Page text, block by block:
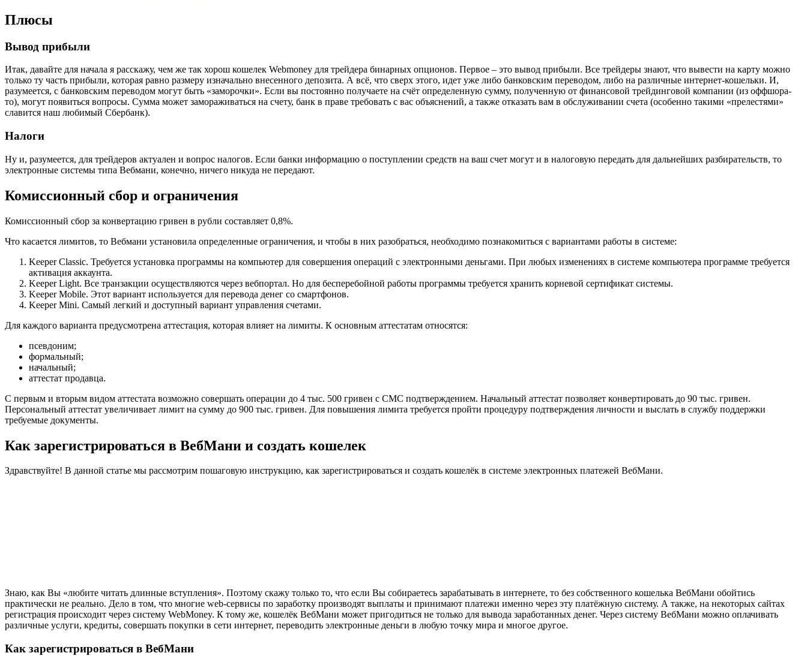
Плюсы
Вывод прибыли
Итак, давайте для начала я расскажу, чем же так хорош кошелек Webmoney для трейдера бинарных опционов. Первое – это вывод прибыли. Все трейдеры знают, что вывести на карту можно
только ту часть прибыли, которая равно размеру изначально внесенного депозита. А всё, что сверх этого, идет уже либо банковским переводом, либо на различные интернет-кошельки. И,
разумеется, с банковским переводом могут быть «заморочки». Если вы постоянно получаете на счёт определенную сумму, полученную от финансовой трейдинговой компании (из оффшора-
то), могут появиться вопросы. Сумма может замораживаться на счету, банк в праве требовать с вас объяснений, а также отказать вам в обслуживании счета (особенно такими «прелестями»
славится наш любимый Сбербанк).
Налоги
Ну и, разумеется, для трейдеров актуален и вопрос налогов. Если банки информацию о поступлении средств на ваш счет могут и в налоговую передать для дальнейших разбирательств, то
электронные системы типа Вебмани, конечно, ничего никуда не передают.
Комиссионный сбор и ограничения
Комиссионный сбор за конвертацию гривен в рубли составляет 0,8%.
Что касается лимитов, то Вебмани установила определенные ограничения, и чтобы в них разобраться, необходимо познакомиться с вариантами работы в системе:
Keeper Classic. Требуется установка программы на компьютер для совершения операций с электронными деньгами. При любых изменениях в системе компьютера программе требуется
активация аккаунта.
Keeper Light. Все транзакции осуществляются через вебпортал. Но для бесперебойной работы программы требуется хранить корневой сертификат системы.
Keeper Mobile. Этот вариант используется для перевода денег со смартфонов.
Keeper Mini. Самый легкий и доступный вариант управления счетами.
Для каждого варианта предусмотрена аттестация, которая влияет на лимиты. К основным аттестатам относятся:
псевдоним;
формальный;
начальный;
аттестат продавца.
С первым и вторым видом аттестата возможно совершать операции до 4 тыс. 500 гривен с СМС подтверждением. Начальный аттестат позволяет конвертировать до 90 тыс. гривен.
Персональный аттестат увеличивает лимит на сумму до 900 тыс. гривен. Для повышения лимита требуется пройти процедуру подтверждения личности и выслать в службу поддержки
требуемые документы.
Как зарегистрироваться в ВебМани и создать кошелек
Здравствуйте! В данной статье мы рассмотрим пошаговую инструкцию, как зарегистрироваться и создать кошелёк в системе электронных платежей ВебМани.
Знаю, как Вы «любите читать длинные вступления». Поэтому скажу только то, что если Вы собираетесь зарабатывать в интернете, то без собственного кошелька ВебМани обойтись
практически не реально. Дело в том, что многие web-сервисы по заработку производят выплаты и принимают платежи именно через эту платёжную систему. А также, на некоторых сайтах
регистрация происходит через систему WebMoney. К тому же, кошелёк ВебМани может пригодиться не только для вывода заработанных денег. Через систему ВебМани можно оплачивать
различные услуги, кредиты, совершать покупки в сети интернет, переводить электронные деньги в любую точку мира и многое другое.
Как зарегистрироваться в ВебМани